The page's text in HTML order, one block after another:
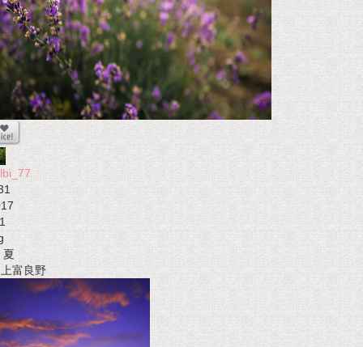
1
夏
富良野